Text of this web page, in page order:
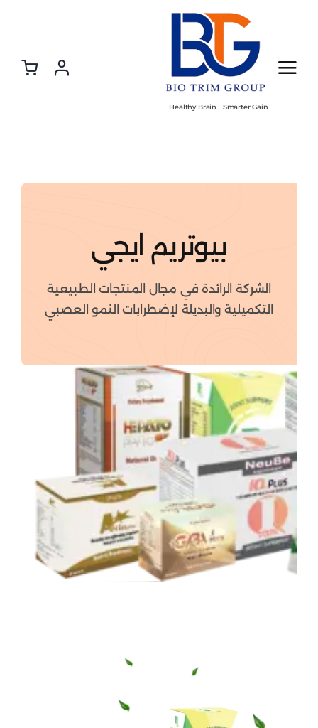
Healthy Brain… Smarter Gain
بيوتريم ايجي
الشركة الرائدة في مجال المنتجات الطبيعية
التكميلية والبديلة لإضطرابات النمو العصبي